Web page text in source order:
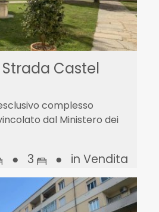
Castel
complesso
dal Ministero dei
● 3 ● in Vendita